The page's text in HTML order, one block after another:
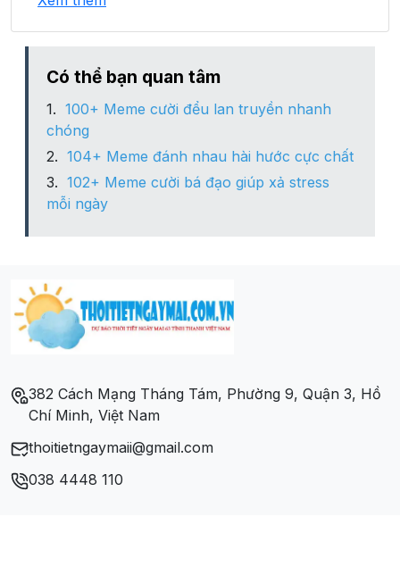
Xã Mỹ Thọ
Xã Mỹ Xương
Xã Nhị Mỹ
Xã Phương Thịnh
Xã Tân Nghĩa
Có thể bạn quan tâm
100+ Meme cười đểu lan truyền nhanh
chóng
104+ Meme đánh nhau hài hước cực chất
102+ Meme cười bá đạo giúp xả stress
mỗi ngày
382 Cách Mạng Tháng Tám, Phường 9, Quận 3, Hồ
Chí Minh, Việt Nam
thoitietngaymaii@gmail.com
038 4448 110